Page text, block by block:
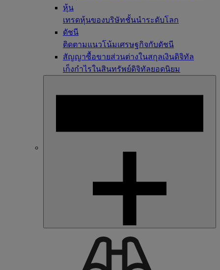
หุ้น
เทรดหุ้นของบริษัทชั้นนำระดับโลก
ดัชนี
ติดตามแนวโน้มเศรษฐกิจกับดัชนี
สัญญาซื้อขายส่วนต่างในสกุลเงินดิจิทัล
เก็งกำไรในสินทรัพย์ดิจิทัลยอดนิยม